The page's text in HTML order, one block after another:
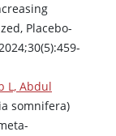
Placebo-
L, Abdul
somnifera)